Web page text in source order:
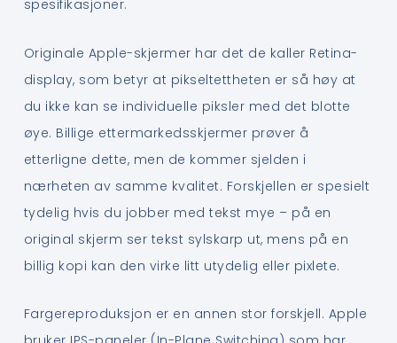
spesifikasjoner.
Originale Apple-skjermer har det de kaller Retina-
display, som betyr at pikseltettheten er så høy at
du ikke kan se individuelle piksler med det blotte
øye. Billige ettermarkedsskjermer prøver å
etterligne dette, men de kommer sjelden i
nærheten av samme kvalitet. Forskjellen er spesielt
tydelig hvis du jobber med tekst mye – på en
original skjerm ser tekst sylskarp ut, mens på en
billig kopi kan den virke litt utydelig eller pixlete.
Fargereproduksjon er en annen stor forskjell. Apple